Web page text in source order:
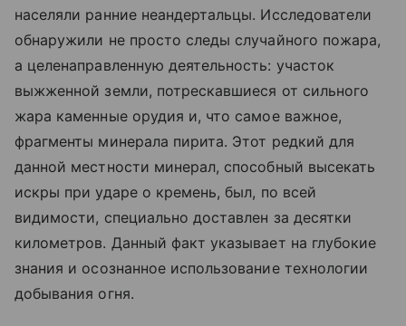
населяли ранние неандертальцы. Исследователи
обнаружили не просто следы случайного пожара,
а целенаправленную деятельность: участок
выжженной земли, потрескавшиеся от сильного
жара каменные орудия и, что самое важное,
фрагменты минерала пирита. Этот редкий для
данной местности минерал, способный высекать
искры при ударе о кремень, был, по всей
видимости, специально доставлен за десятки
километров. Данный факт указывает на глубокие
знания и осознанное использование технологии
добывания огня.